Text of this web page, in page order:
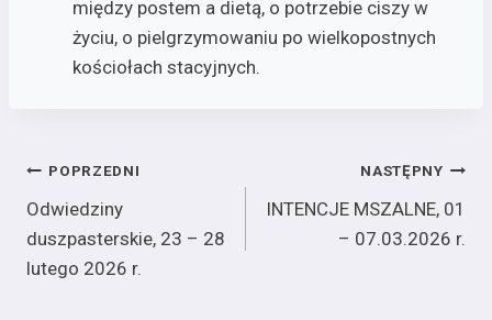
między postem a dietą, o potrzebie ciszy w
życiu, o pielgrzymowaniu po wielkopostnych
kościołach stacyjnych.
Nawigacja
wpisu
POPRZEDNI
Odwiedziny
duszpasterskie, 23 – 28
lutego 2026 r.
NASTĘPNY
INTENCJE MSZALNE, 01
– 07.03.2026 r.